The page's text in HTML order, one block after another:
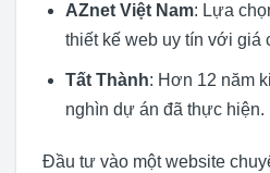
AZnet Việt Nam: Lựa
thiết kế web uy tín với giá
Tất Thành: Hơn 12 năm
nghìn dự án đã thực hiện.
Đầu tư vào một website